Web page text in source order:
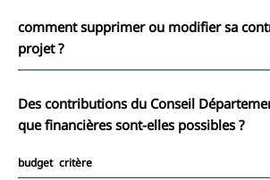
comment supprimer ou modifier sa
projet ?
Des contributions du Conseil
que financières sont-elles possibles ?
budget critère